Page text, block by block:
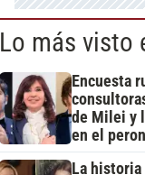
Lo más visto
Encuesta
de Milei y
en el
La